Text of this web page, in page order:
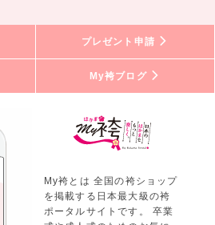
プレゼント申請
My袴ブログ
My袴とは 全国の袴ショップ
を掲載する日本最大級の袴
ポータルサイトです。 卒業